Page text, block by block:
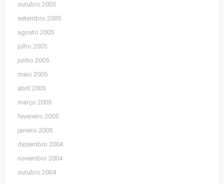
outubro 2005
setembro 2005
agosto 2005
julho 2005
junho 2005
maio 2005
abril 2005
março 2005
fevereiro 2005
janeiro 2005
dezembro 2004
novembro 2004
outubro 2004